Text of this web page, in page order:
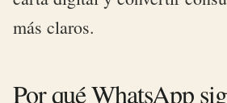
más claros.
Por qué WhatsApp